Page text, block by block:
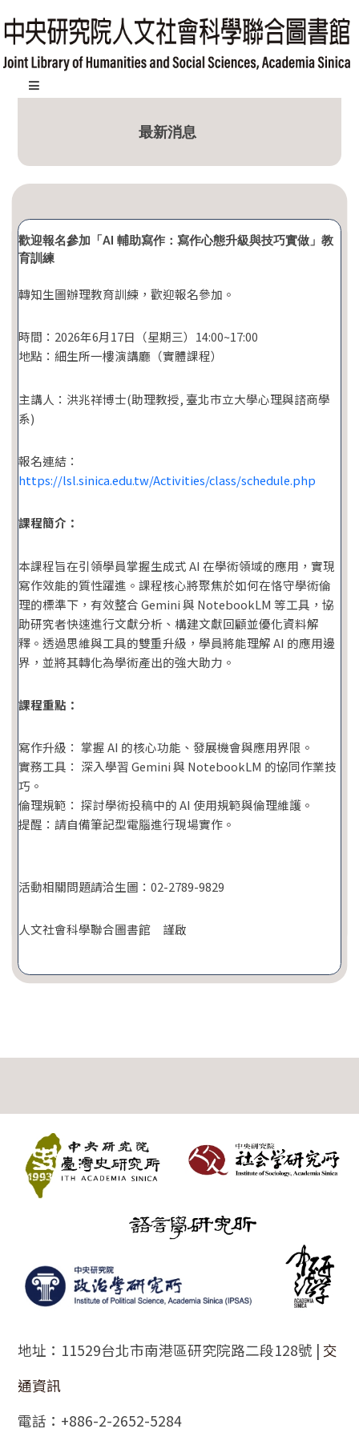
跳
到
主
內
塊
最新消息
歡迎報名參加「AI 輔助寫作：寫作心態升級與技巧實做」教
育訓練
轉知生圖辦理教育訓練，歡迎報名參加。
時間：2026年6月17日（星期三）14:00~17:00
地點：細生所一樓演講廳（實體課程）
主講人：洪兆祥博士(助理教授, 臺北市立大學心理與諮商學
系)
報名連結：
https://lsl.sinica.edu.tw/Activities/class/schedule.php
課程簡介：
本課程旨在引領學員掌握生成式 AI 在學術領域的應用，實現
寫作效能的質性躍進。課程核心將聚焦於如何在恪守學術倫
理的標準下，有效整合 Gemini 與 NotebookLM 等工具，協
助研究者快速進行文獻分析、構建文獻回顧並優化資料解
釋。透過思維與工具的雙重升級，學員將能理解 AI 的應用邊
界，並將其轉化為學術產出的強大助力。
課程重點：
寫作升級： 掌握 AI 的核心功能、發展機會與應用界限。
實務工具： 深入學習 Gemini 與 NotebookLM 的協同作業技
巧。
倫理規範： 探討學術投稿中的 AI 使用規範與倫理維護。
提醒：請自備筆記型電腦進行現場實作。
活動相關問題請洽生圖：02-2789-9829
人文社會科學聯合圖書館 謹啟
地址：11529台北市南港區研究院路二段128號 | 交
通資訊
電話：+886-2-2652-5284